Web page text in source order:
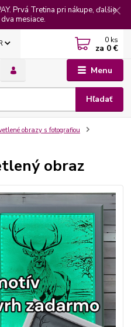
Prvá Tretina pri nákupe, ďalšie
mesiace.
Menu
Hľadať
0 ks
za 0 €
obrazy s fotografiou
obraz